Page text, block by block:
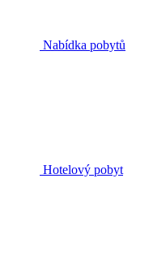
Nabídka pobytů
Hotelový pobyt